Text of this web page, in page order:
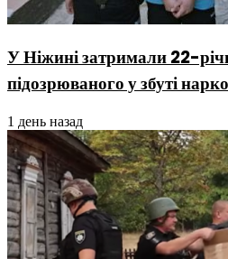
У Ніжині затримали 22-
підозрюваного у збуті
1 день назад